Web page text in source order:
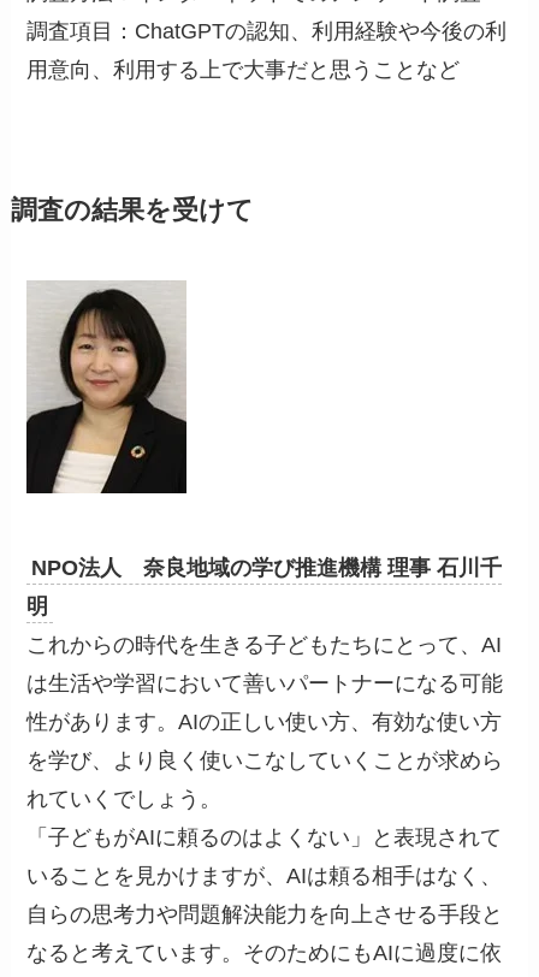
調査項目：ChatGPTの認知、利用経験や今後の利
用意向、利用する上で大事だと思うことなど
調査の結果を受けて
NPO法人 奈良地域の学び推進機構 理事 石川千
明
これからの時代を生きる子どもたちにとって、AI
は生活や学習において善いパートナーになる可能
性があります。AIの正しい使い方、有効な使い方
を学び、より良く使いこなしていくことが求めら
れていくでしょう。
「子どもがAIに頼るのはよくない」と表現されて
いることを見かけますが、AIは頼る相手はなく、
自らの思考力や問題解決能力を向上させる手段と
なると考えています。そのためにもAIに過度に依